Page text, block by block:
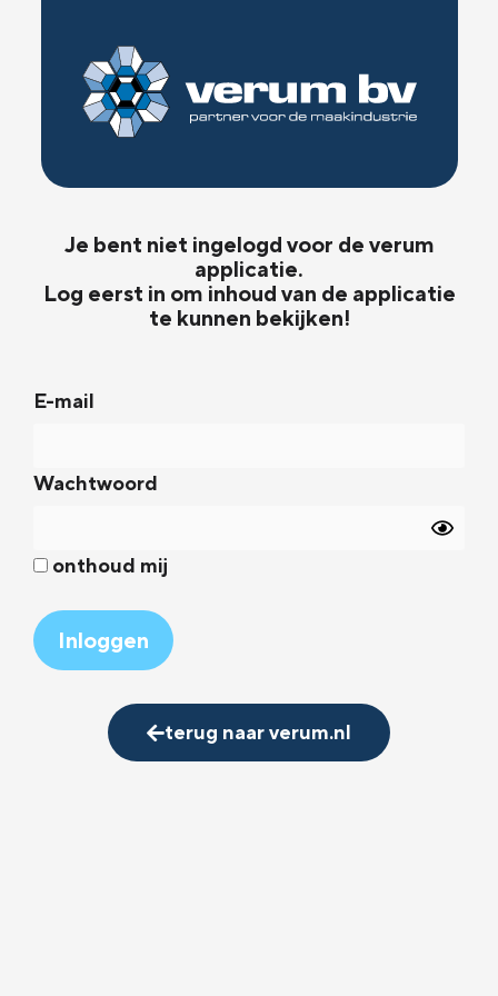
Je bent niet ingelogd voor de verum
applicatie.
Log eerst in om inhoud van de applicatie
te kunnen bekijken!
E-mail
Wachtwoord
onthoud mij
terug naar verum.nl